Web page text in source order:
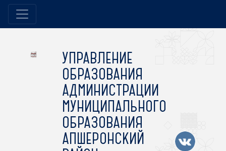
УПРАВЛЕНИЕ
ОБРАЗОВАНИЯ
АДМИНИСТРАЦИИ
МУНИЦИПАЛЬНОГО
ОБРАЗОВАНИЯ
АПШЕРОНСКИЙ